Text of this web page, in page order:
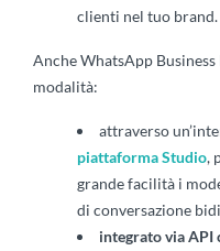
clienti nel tuo brand.
Anche WhatsApp
modalità:
attraverso
piattaforma Studio,
grande facilità i
di conversazione
integrato via API